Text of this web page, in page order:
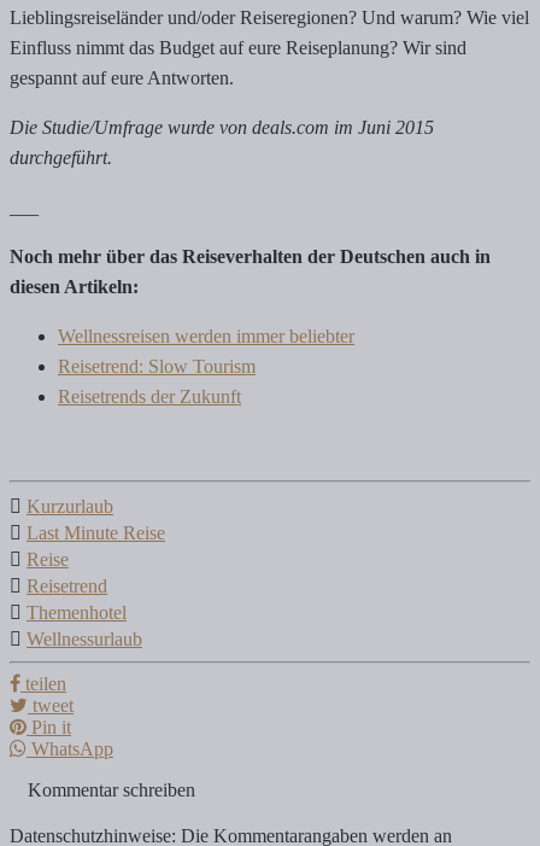
Lieblingsreiseländer und/oder Reiseregionen? Und warum? Wie viel
Einfluss nimmt das Budget auf eure Reiseplanung? Wir sind
gespannt auf eure Antworten.
Die Studie/Umfrage wurde von deals.com im Juni 2015
durchgeführt.
Noch mehr über das Reiseverhalten der Deutschen auch in
diesen Artikeln:
Wellnessreisen werden immer beliebter
Reisetrend: Slow Tourism
Reisetrends der Zukunft
Kurzurlaub
Last Minute Reise
Reise
Reisetrend
Themenhotel
Wellnessurlaub
teilen
tweet
Pin it
WhatsApp
Kommentar schreiben
Datenschutzhinweise: Die Kommentarangaben werden an